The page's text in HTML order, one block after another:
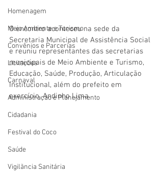
Homenagem
Meio Ambiente e Turismo
Convênios e Parcerias
Licitações
Carnaval
Administração e Planejamento
Cidadania
Festival do Coco
Saúde
Vigilãncia Sanitária
O encontro aconteceu na sede da
Secretaria Municipal de Assistência Social
e reuniu representantes das secretarias
municipais de Meio Ambiente e Turismo,
Educação, Saúde, Produção, Articulação
Institucional, além do prefeito em
exercício, Andinho Lima.